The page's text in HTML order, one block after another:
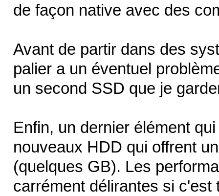
de façon native avec des
Avant de partir dans des
palier a un éventuel
un second SSD que je
Enfin, un dernier élément
nouveaux HDD qui offrent
(quelques GB). Les
carrément délirantes si